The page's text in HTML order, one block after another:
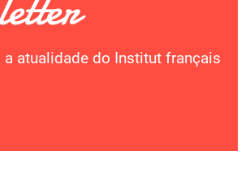
a atualidade do Institut français